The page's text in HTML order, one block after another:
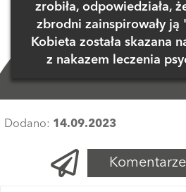
zrobiła, odpowiedziała,
zbrodni zainspirowały ją
Kobieta została skazana
z nakazem leczenia
Dodano: 14.09.2023
Komentarze